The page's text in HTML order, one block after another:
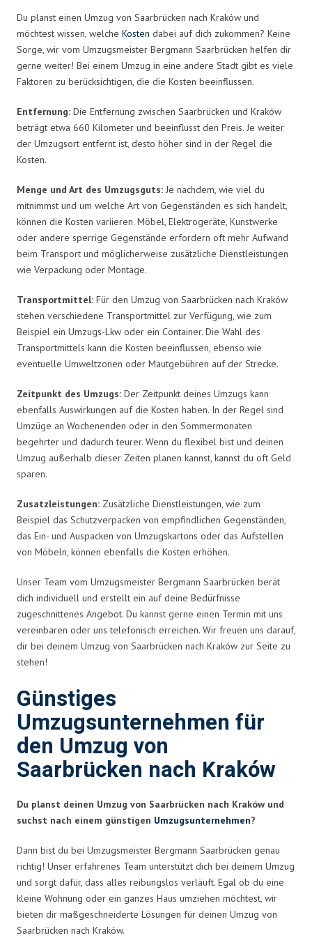
Du planst einen Umzug von Saarbrücken nach Kraków und
möchtest wissen, welche Kosten dabei auf dich zukommen? Keine
Sorge, wir vom Umzugsmeister Bergmann Saarbrücken helfen dir
gerne weiter! Bei einem Umzug in eine andere Stadt gibt es viele
Faktoren zu berücksichtigen, die die Kosten beeinflussen.
Entfernung: Die Entfernung zwischen Saarbrücken und Kraków
beträgt etwa 660 Kilometer und beeinflusst den Preis. Je weiter
der Umzugsort entfernt ist, desto höher sind in der Regel die
Kosten.
Menge und Art des Umzugsguts: Je nachdem, wie viel du
mitnimmst und um welche Art von Gegenständen es sich handelt,
können die Kosten variieren. Möbel, Elektrogeräte, Kunstwerke
oder andere sperrige Gegenstände erfordern oft mehr Aufwand
beim Transport und möglicherweise zusätzliche Dienstleistungen
wie Verpackung oder Montage.
Transportmittel: Für den Umzug von Saarbrücken nach Kraków
stehen verschiedene Transportmittel zur Verfügung, wie zum
Beispiel ein Umzugs-Lkw oder ein Container. Die Wahl des
Transportmittels kann die Kosten beeinflussen, ebenso wie
eventuelle Umweltzonen oder Mautgebühren auf der Strecke.
Zeitpunkt des Umzugs: Der Zeitpunkt deines Umzugs kann
ebenfalls Auswirkungen auf die Kosten haben. In der Regel sind
Umzüge an Wochenenden oder in den Sommermonaten
begehrter und dadurch teurer. Wenn du flexibel bist und deinen
Umzug außerhalb dieser Zeiten planen kannst, kannst du oft Geld
sparen.
Zusatzleistungen: Zusätzliche Dienstleistungen, wie zum
Beispiel das Schutzverpacken von empfindlichen Gegenständen,
das Ein- und Auspacken von Umzugskartons oder das Aufstellen
von Möbeln, können ebenfalls die Kosten erhöhen.
Unser Team vom Umzugsmeister Bergmann Saarbrücken berät
dich individuell und erstellt ein auf deine Bedürfnisse
zugeschnittenes Angebot. Du kannst gerne einen Termin mit uns
vereinbaren oder uns telefonisch erreichen. Wir freuen uns darauf,
dir bei deinem Umzug von Saarbrücken nach Kraków zur Seite zu
stehen!
Günstiges
Umzugsunternehmen für
den Umzug von
Saarbrücken nach Kraków
Du planst deinen Umzug von Saarbrücken nach Kraków und
suchst nach einem günstigen Umzugsunternehmen?
Dann bist du bei Umzugsmeister Bergmann Saarbrücken genau
richtig! Unser erfahrenes Team unterstützt dich bei deinem Umzug
und sorgt dafür, dass alles reibungslos verläuft. Egal ob du eine
kleine Wohnung oder ein ganzes Haus umziehen möchtest, wir
bieten dir maßgeschneiderte Lösungen für deinen Umzug von
Saarbrücken nach Kraków.